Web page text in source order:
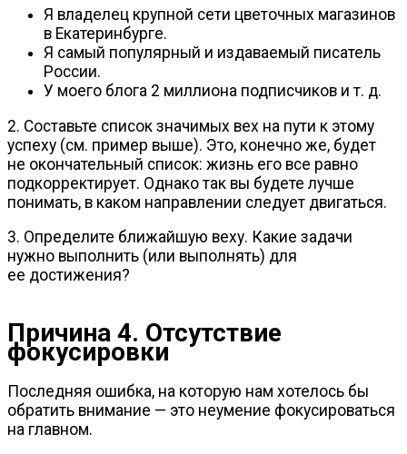
Я владелец крупной сети цветочных магазинов
в Екатеринбурге.
Я самый популярный и издаваемый писатель
России.
У моего блога 2 миллиона подписчиков и т. д.
2. Составьте список значимых вех на пути к этому
успеху (см. пример выше). Это, конечно же, будет
не окончательный список: жизнь его все равно
подкорректирует. Однако так вы будете лучше
понимать, в каком направлении следует двигаться.
3. Определите ближайшую веху. Какие задачи
нужно выполнить (или выполнять) для
ее достижения?
Причина 4. Отсутствие
фокусировки
Последняя ошибка, на которую нам хотелось бы
обратить внимание — это неумение фокусироваться
на главном.